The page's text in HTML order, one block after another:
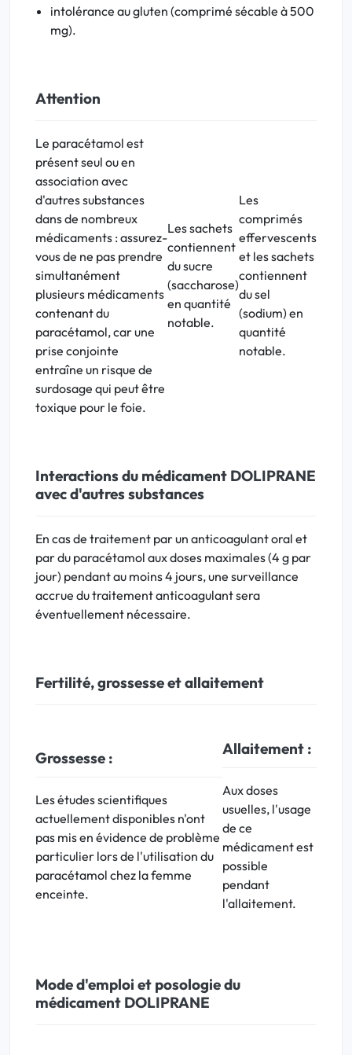
intolérance au gluten (comprimé sécable à 500
mg).
Attention
Le paracétamol est
présent seul ou en
association avec
d'autres substances
dans de nombreux
médicaments : assurez-
vous de ne pas prendre
simultanément
plusieurs médicaments
contenant du
paracétamol, car une
prise conjointe
entraîne un risque de
surdosage qui peut être
toxique pour le foie.
Les sachets
contiennent
du sucre
(saccharose)
en quantité
notable.
Les
comprimés
effervescents
et les sachets
contiennent
du sel
(sodium) en
quantité
notable.
Interactions du médicament DOLIPRANE
avec d'autres substances
En cas de traitement par un anticoagulant oral et
par du paracétamol aux doses maximales (4 g par
jour) pendant au moins 4 jours, une surveillance
accrue du traitement anticoagulant sera
éventuellement nécessaire.
Fertilité, grossesse et allaitement
Grossesse :
Les études scientifiques
actuellement disponibles n'ont
pas mis en évidence de problème
particulier lors de l'utilisation du
paracétamol chez la femme
enceinte.
Allaitement :
Aux doses
usuelles, l'usage
de ce
médicament est
possible
pendant
l'allaitement.
Mode d'emploi et posologie du
médicament DOLIPRANE